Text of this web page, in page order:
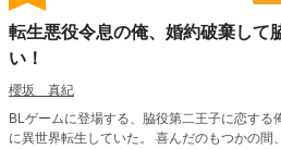
転生悪役令息の俺、婚約破棄して
い！
櫻坂 真紀
BLゲームに登場する、脇役第二王子に恋する
に異世界転生していた。 喜んだのもつかの間